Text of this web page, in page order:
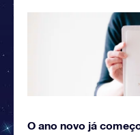
O ano novo já